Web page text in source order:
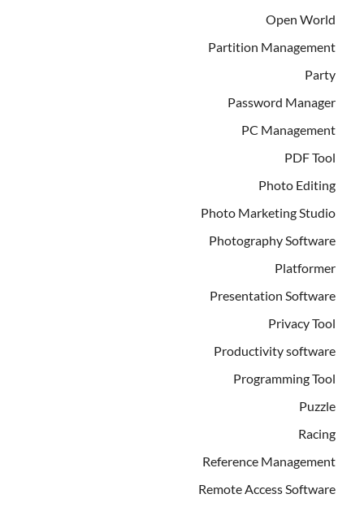
Open World
Partition Management
Party
Password Manager
PC Management
PDF Tool
Photo Editing
Photo Marketing Studio
Photography Software
Platformer
Presentation Software
Privacy Tool
Productivity software
Programming Tool
Puzzle
Racing
Reference Management
Remote Access Software